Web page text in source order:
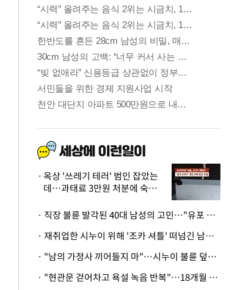
옥상 '쓰레기 테러' 범인 잡았는
데…과태료 3만원 처분에 숙박업
· 직장 불륜 발각된 40대 남성의 고민…"유포 동료 명예훼손·협박죄 고소 가능할까"
· 재취업한 시누이 위해 '조카 셔틀' 떠넘긴 남편…아내 "난 못한다"
· "남의 가정사 끼어들지 마"…시누이 불륜 덮으려는 남편에 억울한 아내
· "현관문 걷어차고 욕설 녹음 반복"…18개월 아기 키우는 집 뒤흔든 '앞집의 비극'